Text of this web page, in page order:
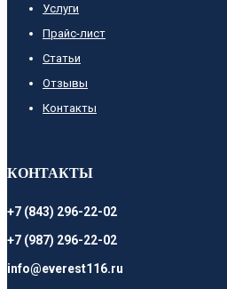
Услуги
Прайс-лист
Cтатьи
Отзывы
Контакты
КОНТАКТЫ
+7 (843) 296-22-02
+7 (987) 296-22-02
info@everest116.ru